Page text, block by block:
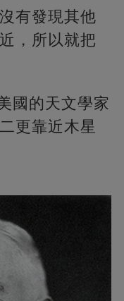
有發現其他
，所以就把
國的天文學家
更靠近木星